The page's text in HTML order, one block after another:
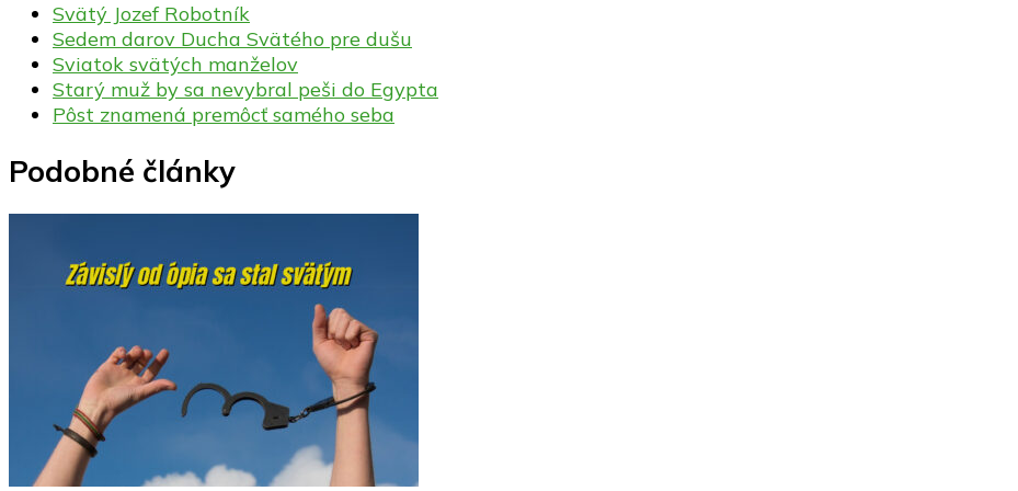
Svätý Jozef Robotník
Sedem darov Ducha Svätého pre dušu
Sviatok svätých manželov
Starý muž by sa nevybral peši do Egypta
Pôst znamená premôcť samého seba
Podobné články